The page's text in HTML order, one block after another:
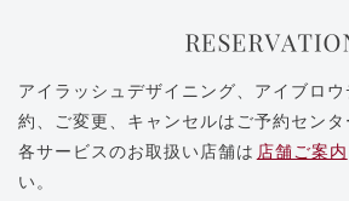
アイラッシュデザイニング、アイブロ
約、ご変更、キャンセルはご予約センタ
各サービスのお取扱い店舗は 店舗ご案内
い。